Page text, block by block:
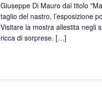
Giuseppe Di Mauro dal titolo
taglio del nastro, l’esposizione
Visitare la mostra allestita negli
ricca di sorprese. […]